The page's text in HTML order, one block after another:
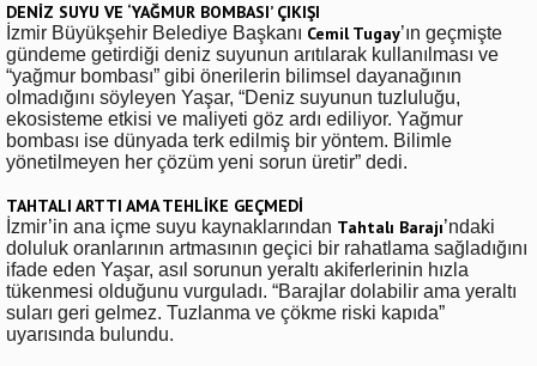
DENİZ SUYU VE ‘YAĞMUR BOMBASI’ ÇIKIŞI
İzmir Büyükşehir Belediye Başkanı Cemil Tugay’ın geçmişte
gündeme getirdiği deniz suyunun arıtılarak kullanılması ve
“yağmur bombası” gibi önerilerin bilimsel dayanağının
olmadığını söyleyen Yaşar, “Deniz suyunun tuzluluğu,
ekosisteme etkisi ve maliyeti göz ardı ediliyor. Yağmur
bombası ise dünyada terk edilmiş bir yöntem. Bilimle
yönetilmeyen her çözüm yeni sorun üretir” dedi.
TAHTALI ARTTI AMA TEHLİKE GEÇMEDİ
İzmir’in ana içme suyu kaynaklarından Tahtalı Barajı’ndaki
doluluk oranlarının artmasının geçici bir rahatlama sağladığını
ifade eden Yaşar, asıl sorunun yeraltı akiferlerinin hızla
tükenmesi olduğunu vurguladı. “Barajlar dolabilir ama yeraltı
suları geri gelmez. Tuzlanma ve çökme riski kapıda”
uyarısında bulundu.